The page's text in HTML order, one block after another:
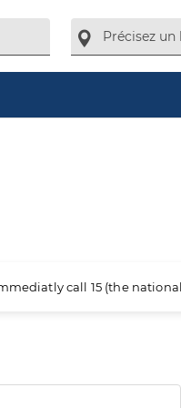
call 15 (the